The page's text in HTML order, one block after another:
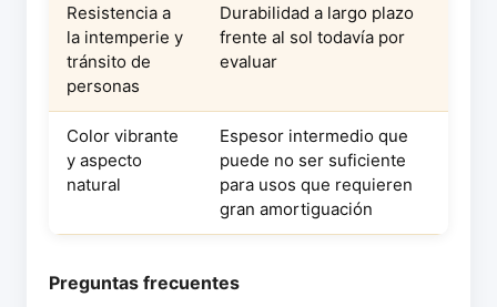
Resistencia a
la intemperie y
tránsito de
personas
Durabilidad a largo plazo
frente al sol todavía por
evaluar
Color vibrante
y aspecto
natural
Espesor intermedio que
puede no ser suficiente
para usos que requieren
gran amortiguación
Preguntas frecuentes